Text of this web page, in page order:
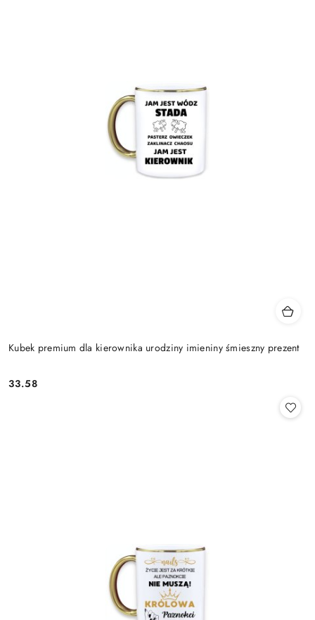
Kubek premium dla kierownika urodziny imieniny śmieszny prezent
Cena:
33.58